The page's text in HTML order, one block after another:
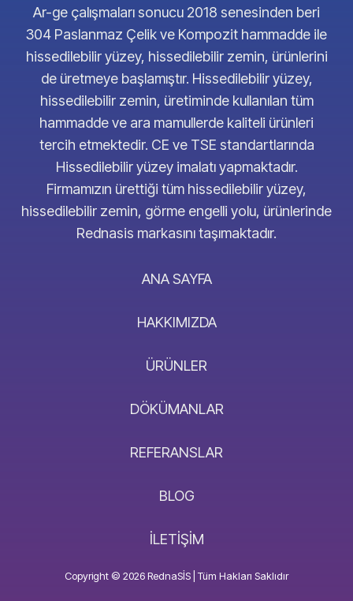
Ar-ge çalışmaları sonucu 2018 senesinden beri
304 Paslanmaz Çelik ve Kompozit hammadde ile
hissedilebilir yüzey, hissedilebilir zemin, ürünlerini
de üretmeye başlamıştır. Hissedilebilir yüzey,
hissedilebilir zemin, üretiminde kullanılan tüm
hammadde ve ara mamullerde kaliteli ürünleri
tercih etmektedir. CE ve TSE standartlarında
Hissedilebilir yüzey imalatı yapmaktadır.
Firmamızın ürettiği tüm hissedilebilir yüzey,
hissedilebilir zemin, görme engelli yolu, ürünlerinde
Rednasis markasını taşımaktadır.
ANA SAYFA
HAKKIMIZDA
ÜRÜNLER
DÖKÜMANLAR
REFERANSLAR
BLOG
İLETIŞIM
Copyright © 2026 RednaSİS | Tüm Hakları Saklıdır